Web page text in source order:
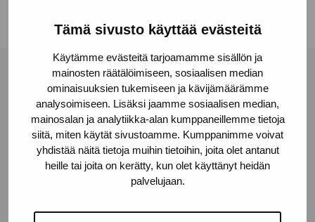
Tämä sivusto käyttää evästeitä
Käytämme evästeitä tarjoamamme sisällön ja
mainosten räätälöimiseen, sosiaalisen median
ominaisuuksien tukemiseen ja kävijämäärämme
analysoimiseen. Lisäksi jaamme sosiaalisen median,
mainosalan ja analytiikka-alan kumppaneillemme tietoja
siitä, miten käytät sivustoamme. Kumppanimme voivat
yhdistää näitä tietoja muihin tietoihin, joita olet antanut
heille tai joita on kerätty, kun olet käyttänyt heidän
palvelujaan.
Pro Artibus -säätiö
Kustaa Vaasan katu 11
10600 Tammisaari
proartibus@proartibus.fi